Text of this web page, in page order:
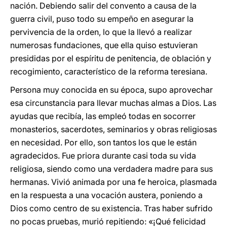
nación. Debiendo salir del convento a causa de la
guerra civil, puso todo su empeño en asegurar la
pervivencia de la orden, lo que la llevó a realizar
numerosas fundaciones, que ella quiso estuvieran
presididas por el espíritu de penitencia, de oblación y
recogimiento, característico de la reforma teresiana.
Persona muy conocida en su época, supo aprovechar
esa circunstancia para llevar muchas almas a Dios. Las
ayudas que recibía, las empleó todas en socorrer
monasterios, sacerdotes, seminarios y obras religiosas
en necesidad. Por ello, son tantos los que le están
agradecidos. Fue priora durante casi toda su vida
religiosa, siendo como una verdadera madre para sus
hermanas. Vivió animada por una fe heroica, plasmada
en la respuesta a una vocación austera, poniendo a
Dios como centro de su existencia. Tras haber sufrido
no pocas pruebas, murió repitiendo: «¡Qué felicidad